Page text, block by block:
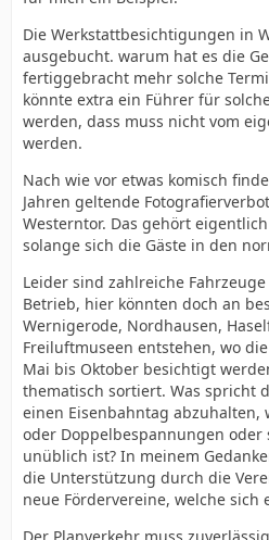
Die Werkstattbesichtigungen in
ausgebucht. warum hat es die
fertiggebracht mehr solche
könnte extra ein Führer für
werden, dass muss nicht vom
werden.
Nach wie vor etwas komisch
Jahren geltende
Westerntor. Das gehört
solange sich die Gäste in den
Leider sind zahlreiche
Betrieb, hier könnten doch an
Wernigerode, Nordhausen,
Freiluftmuseen entstehen, wo
Mai bis Oktober besichtigt
thematisch sortiert. Was spricht
einen Eisenbahntag abzuhalten,
oder Doppelbespannungen oder
unüblich ist? In meinem
die Unterstützung durch die
neue Fördervereine, welche sich